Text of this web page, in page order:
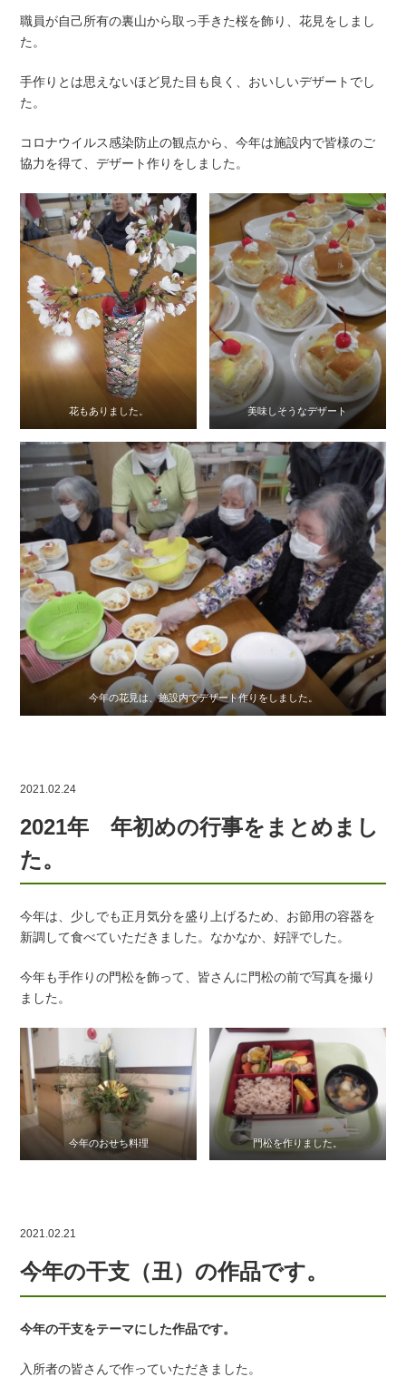
職員が自己所有の裏山から取っ手きた桜を飾り、花見をしまし
た。
手作りとは思えないほど見た目も良く、おいしいデザートでし
た。
コロナウイルス感染防止の観点から、今年は施設内で皆様のご
協力を得て、デザート作りをしました。
花もありました。 美味しそうなデザート
今年の花見は、施設内でデザート作りをしました。
2021.02.24
2021年 年初めの行事をまとめまし
た。
今年は、少しでも正月気分を盛り上げるため、お節用の容器を
新調して食べていただきました。なかなか、好評でした。
今年も手作りの門松を飾って、皆さんに門松の前で写真を撮り
ました。
今年のおせち料理 門松を作りました。
2021.02.21
今年の干支（丑）の作品です。
今年の干支をテーマにした作品です。
入所者の皆さんで作っていただきました。